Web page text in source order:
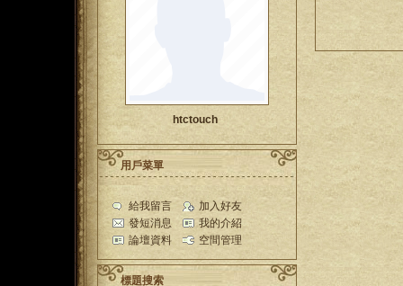
htctouch
用戶菜單
給我留言
加入好友
發短消息
我的介紹
論壇資料
空間管理
標題搜索